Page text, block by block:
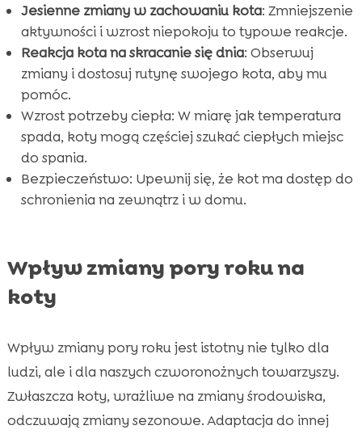
Jesienne zmiany w zachowaniu kota: Zmniejszenie
aktywności i wzrost niepokoju to typowe reakcje.
Reakcja kota na skracanie się dnia: Obserwuj
zmiany i dostosuj rutynę swojego kota, aby mu
pomóc.
Wzrost potrzeby ciepła: W miarę jak temperatura
spada, koty mogą częściej szukać ciepłych miejsc
do spania.
Bezpieczeństwo: Upewnij się, że kot ma dostęp do
schronienia na zewnątrz i w domu.
Wpływ zmiany pory roku na
koty
Wpływ zmiany pory roku jest istotny nie tylko dla
ludzi, ale i dla naszych czworonożnych towarzyszy.
Zwłaszcza koty, wrażliwe na zmiany środowiska,
odczuwają zmiany sezonowe. Adaptacja do innej